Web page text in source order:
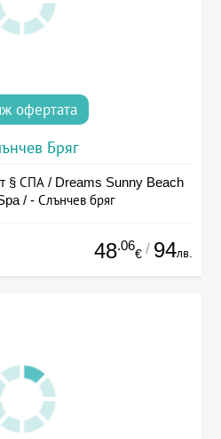
офертата
Бряг
§ СПА / Dreams Sunny Beach
/ - Слънчев бряг
48.06
€ / 94лв.